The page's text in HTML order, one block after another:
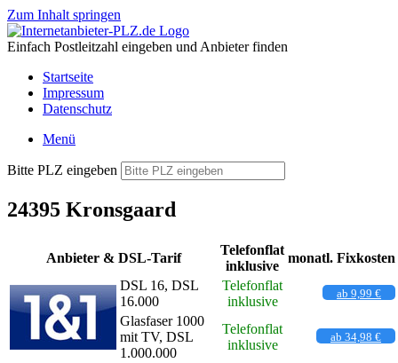
Zum Inhalt springen
Einfach Postleitzahl eingeben und Anbieter finden
Startseite
Impressum
Datenschutz
Menü
Bitte PLZ eingeben
24395 Kronsgaard
Anbieter & DSL-Tarif
Telefonflat
inklusive
monatl. Fixkosten
DSL 16, DSL
16.000
Telefonflat
inklusive
ab 9,99 €
Glasfaser 1000
mit TV, DSL
1.000.000
Telefonflat
inklusive
ab 34,98 €